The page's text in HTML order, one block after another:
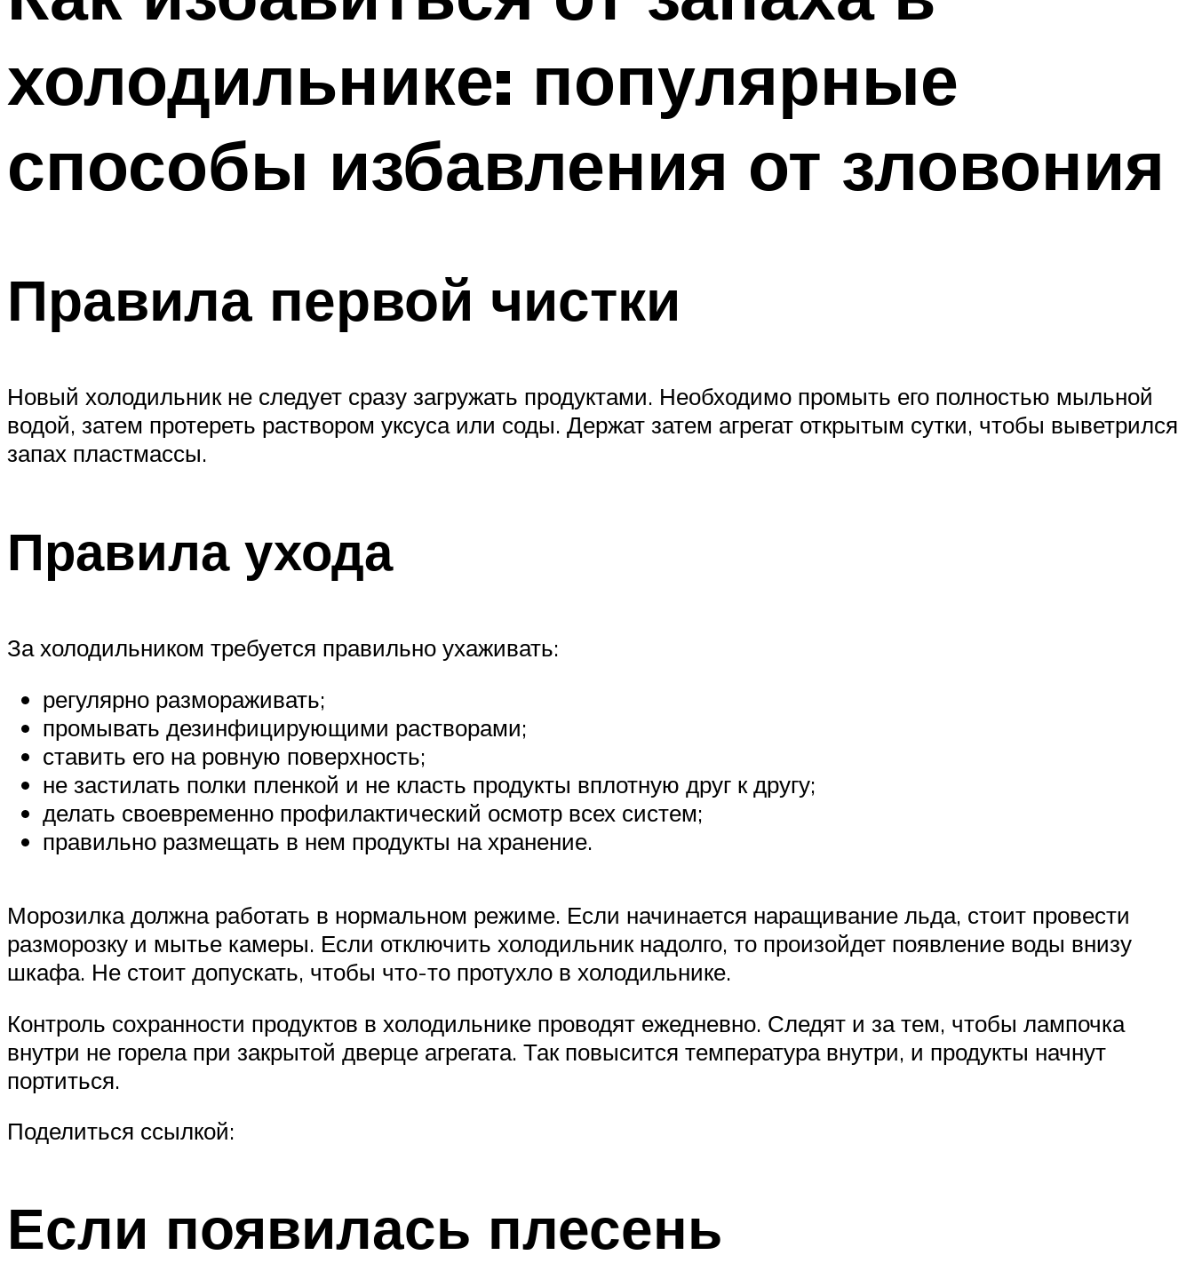
холодильнике: популярные
способы избавления от зловония
Правила первой чистки
Новый холодильник не следует сразу загружать продуктами. Необходимо промыть его полностью мыльной
водой, затем протереть раствором уксуса или соды. Держат затем агрегат открытым сутки, чтобы выветрился
запах пластмассы.
Правила ухода
За холодильником требуется правильно ухаживать:
регулярно размораживать;
промывать дезинфицирующими растворами;
ставить его на ровную поверхность;
не застилать полки пленкой и не класть продукты вплотную друг к другу;
делать своевременно профилактический осмотр всех систем;
правильно размещать в нем продукты на хранение.
Морозилка должна работать в нормальном режиме. Если начинается наращивание льда, стоит провести
разморозку и мытье камеры. Если отключить холодильник надолго, то произойдет появление воды внизу
шкафа. Не стоит допускать, чтобы что-то протухло в холодильнике.
Контроль сохранности продуктов в холодильнике проводят ежедневно. Следят и за тем, чтобы лампочка
внутри не горела при закрытой дверце агрегата. Так повысится температура внутри, и продукты начнут
портиться.
Поделиться ссылкой:
Если появилась плесень